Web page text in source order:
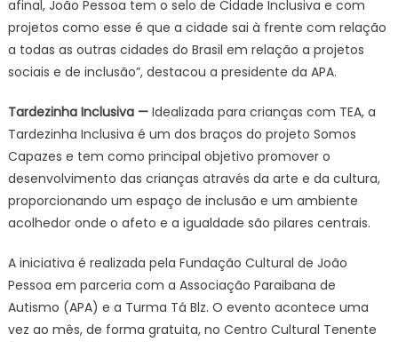
afinal, João Pessoa tem o selo de Cidade Inclusiva e com
projetos como esse é que a cidade sai à frente com relação
a todas as outras cidades do Brasil em relação a projetos
sociais e de inclusão”, destacou a presidente da APA.
Tardezinha Inclusiva — Idealizada para crianças com TEA, a
Tardezinha Inclusiva é um dos braços do projeto Somos
Capazes e tem como principal objetivo promover o
desenvolvimento das crianças através da arte e da cultura,
proporcionando um espaço de inclusão e um ambiente
acolhedor onde o afeto e a igualdade são pilares centrais.
A iniciativa é realizada pela Fundação Cultural de João
Pessoa em parceria com a Associação Paraibana de
Autismo (APA) e a Turma Tá Blz. O evento acontece uma
vez ao mês, de forma gratuita, no Centro Cultural Tenente